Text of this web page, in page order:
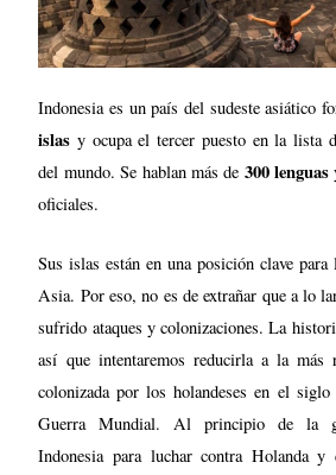
Indonesia es un país del sudeste asiático
islas y ocupa el tercer puesto en la lista
del mundo. Se hablan más de 300 lenguas
oficiales.
Sus islas están en una posición clave
Asia. Por eso, no es de extrañar que a lo
sufrido ataques y colonizaciones. La
así que intentaremos reducirla a la más
colonizada por los holandeses en el
Guerra Mundial. Al principio de la
Indonesia para luchar contra Holanda